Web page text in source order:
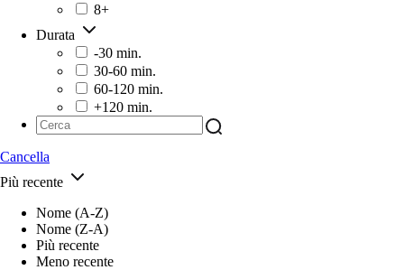
8+
Durata
-30 min.
30-60 min.
60-120 min.
+120 min.
Cancella
Più recente
Nome (A-Z)
Nome (Z-A)
Più recente
Meno recente